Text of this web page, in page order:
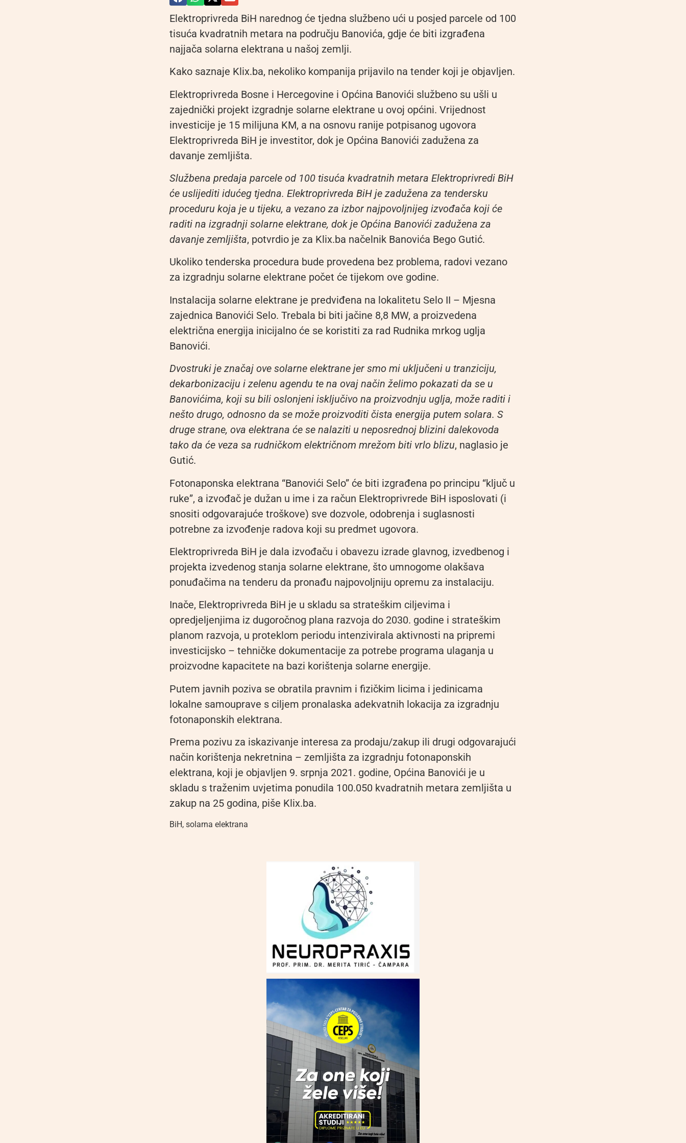
Elektroprivreda BiH narednog će tjedna službeno ući u posjed parcele od 100
tisuća kvadratnih metara na području Banovića, gdje će biti izgrađena
najjača solarna elektrana u našoj zemlji.
Kako saznaje Klix.ba, nekoliko kompanija prijavilo na tender koji je objavljen.
Elektroprivreda Bosne i Hercegovine i Općina Banovići službeno su ušli u
zajednički projekt izgradnje solarne elektrane u ovoj općini. Vrijednost
investicije je 15 milijuna KM, a na osnovu ranije potpisanog ugovora
Elektroprivreda BiH je investitor, dok je Općina Banovići zadužena za
davanje zemljišta.
Službena predaja parcele od 100 tisuća kvadratnih metara Elektroprivredi BiH
će uslijediti idućeg tjedna. Elektroprivreda BiH je zadužena za tendersku
proceduru koja je u tijeku, a vezano za izbor najpovoljnijeg izvođača koji će
raditi na izgradnji solarne elektrane, dok je Općina Banovići zadužena za
davanje zemljišta, potvrdio je za Klix.ba načelnik Banovića Bego Gutić.
Ukoliko tenderska procedura bude provedena bez problema, radovi vezano
za izgradnju solarne elektrane počet će tijekom ove godine.
Instalacija solarne elektrane je predviđena na lokalitetu Selo II – Mjesna
zajednica Banovići Selo. Trebala bi biti jačine 8,8 MW, a proizvedena
električna energija inicijalno će se koristiti za rad Rudnika mrkog uglja
Banovići.
Dvostruki je značaj ove solarne elektrane jer smo mi uključeni u tranziciju,
dekarbonizaciju i zelenu agendu te na ovaj način želimo pokazati da se u
Banovićima, koji su bili oslonjeni isključivo na proizvodnju uglja, može raditi i
nešto drugo, odnosno da se može proizvoditi čista energija putem solara. S
druge strane, ova elektrana će se nalaziti u neposrednoj blizini dalekovoda
tako da će veza sa rudničkom električnom mrežom biti vrlo blizu, naglasio je
Gutić.
Fotonaponska elektrana “Banovići Selo” će biti izgrađena po principu “ključ u
ruke”, a izvođač je dužan u ime i za račun Elektroprivrede BiH isposlovati (i
snositi odgovarajuće troškove) sve dozvole, odobrenja i suglasnosti
potrebne za izvođenje radova koji su predmet ugovora.
Elektroprivreda BiH je dala izvođaču i obavezu izrade glavnog, izvedbenog i
projekta izvedenog stanja solarne elektrane, što umnogome olakšava
ponuđačima na tenderu da pronađu najpovoljniju opremu za instalaciju.
Inače, Elektroprivreda BiH je u skladu sa strateškim ciljevima i
opredjeljenjima iz dugoročnog plana razvoja do 2030. godine i strateškim
planom razvoja, u proteklom periodu intenzivirala aktivnosti na pripremi
investicijsko – tehničke dokumentacije za potrebe programa ulaganja u
proizvodne kapacitete na bazi korištenja solarne energije.
Putem javnih poziva se obratila pravnim i fizičkim licima i jedinicama
lokalne samouprave s ciljem pronalaska adekvatnih lokacija za izgradnju
fotonaponskih elektrana.
Prema pozivu za iskazivanje interesa za prodaju/zakup ili drugi odgovarajući
način korištenja nekretnina – zemljišta za izgradnju fotonaponskih
elektrana, koji je objavljen 9. srpnja 2021. godine, Općina Banovići je u
skladu s traženim uvjetima ponudila 100.050 kvadratnih metara zemljišta u
zakup na 25 godina, piše Klix.ba.
BiH, solarna elektrana